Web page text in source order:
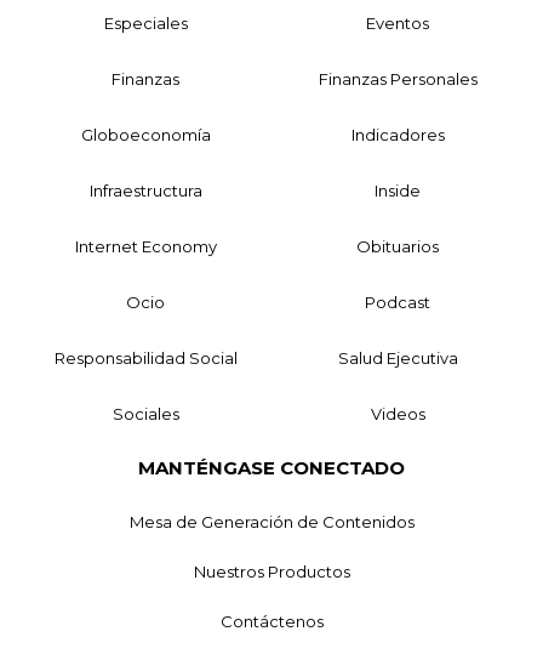
Especiales Eventos
Finanzas Finanzas Personales
Globoeconomía Indicadores
Infraestructura Inside
Internet Economy Obituarios
Ocio Podcast
Responsabilidad Social Salud Ejecutiva
Sociales Videos
MANTÉNGASE CONECTADO
Mesa de Generación de Contenidos
Nuestros Productos
Contáctenos